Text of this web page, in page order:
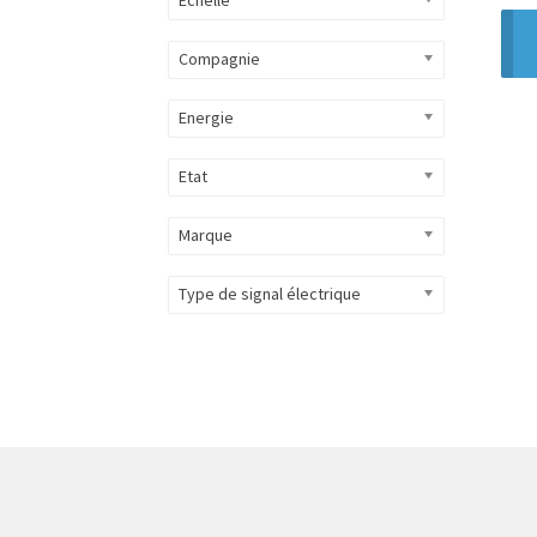
Compagnie
Energie
Etat
Marque
Type de signal électrique